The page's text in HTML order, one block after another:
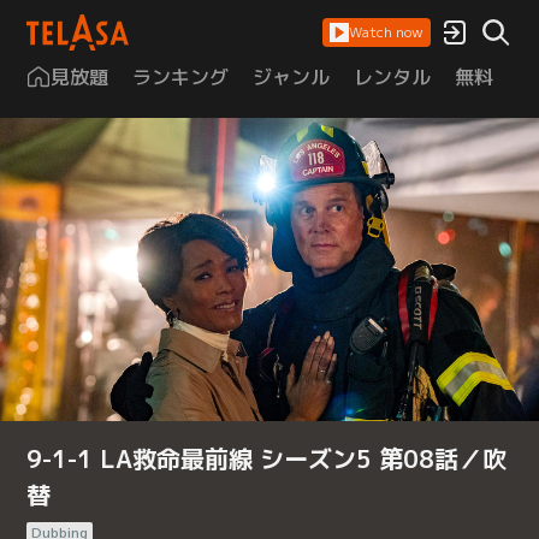
Watch now
見放題 ランキング ジャンル レンタル 無料
9-1-1 LA救命最前線 シーズン5 第08話／吹
替
Dubbing